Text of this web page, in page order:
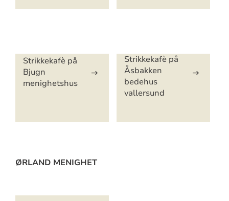
Artikkelsnarveger
Strikkekafè på
Bjugn
menighetshus
Strikkekafè på
Åsbakken
bedehus
vallersund
ØRLAND MENIGHET